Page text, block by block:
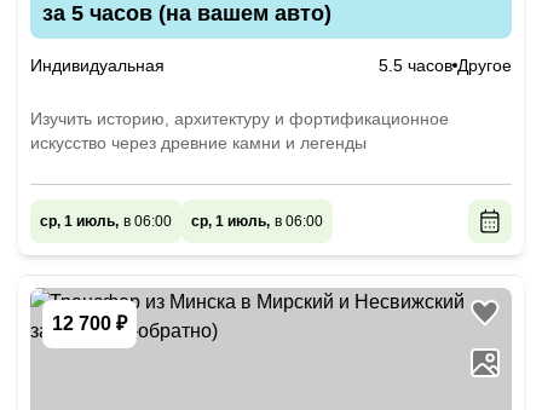
за 5 часов (на вашем авто)
Индивидуальная 5.5 часов Другое
Изучить историю, архитектуру и фортификационное
искусство через древние камни и легенды
ср, 1 июль, в 06:00 ср, 1 июль, в 06:00
12 700 ₽